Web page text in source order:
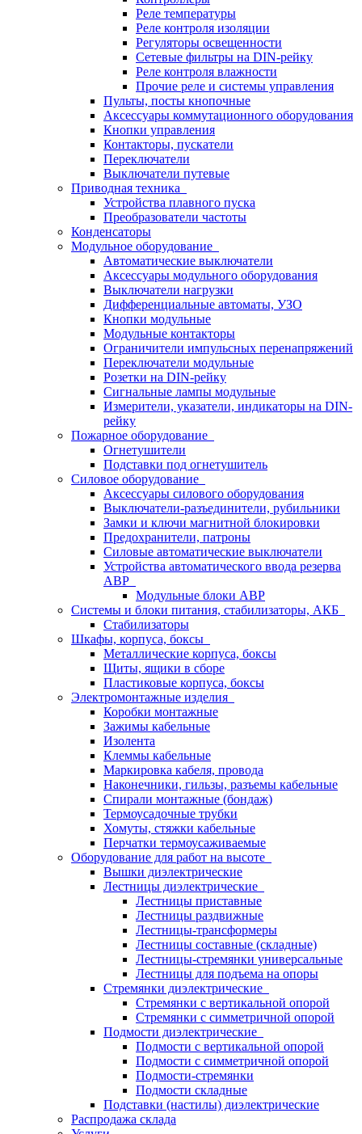
Реле температуры
Реле контроля изоляции
Регуляторы освещенности
Сетевые фильтры на DIN-рейку
Реле контроля влажности
Прочие реле и системы управления
Пульты, посты кнопочные
Аксессуары коммутационного оборудования
Кнопки управления
Контакторы, пускатели
Переключатели
Выключатели путевые
Приводная техника
Устройства плавного пуска
Преобразователи частоты
Конденсаторы
Модульное оборудование
Автоматические выключатели
Аксессуары модульного оборудования
Выключатели нагрузки
Дифференциальные автоматы, УЗО
Кнопки модульные
Модульные контакторы
Ограничители импульсных перенапряжений
Переключатели модульные
Розетки на DIN-рейку
Сигнальные лампы модульные
Измерители, указатели, индикаторы на DIN-
рейку
Пожарное оборудование
Огнетушители
Подставки под огнетушитель
Силовое оборудование
Аксессуары силового оборудования
Выключатели-разъединители, рубильники
Замки и ключи магнитной блокировки
Предохранители, патроны
Силовые автоматические выключатели
Устройства автоматического ввода резерва
АВР
Модульные блоки АВР
Системы и блоки питания, стабилизаторы, АКБ
Стабилизаторы
Шкафы, корпуса, боксы
Металлические корпуса, боксы
Щиты, ящики в сборе
Пластиковые корпуса, боксы
Электромонтажные изделия
Коробки монтажные
Зажимы кабельные
Изолента
Клеммы кабельные
Маркировка кабеля, провода
Наконечники, гильзы, разъемы кабельные
Спирали монтажные (бондаж)
Термоусадочные трубки
Хомуты, стяжки кабельные
Перчатки термоусаживаемые
Оборудование для работ на высоте
Вышки диэлектрические
Лестницы диэлектрические
Лестницы приставные
Лестницы раздвижные
Лестницы-трансформеры
Лестницы составные (складные)
Лестницы-стремянки универсальные
Лестницы для подъема на опоры
Стремянки диэлектрические
Стремянки с вертикальной опорой
Стремянки с симметричной опорой
Подмости диэлектрические
Подмости с вертикальной опорой
Подмости с симметричной опорой
Подмости-стремянки
Подмости складные
Подставки (настилы) диэлектрические
Распродажа склада